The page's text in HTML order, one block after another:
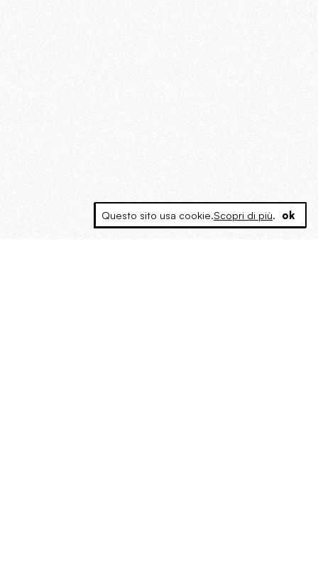
Questo sito usa cookie.Scopri di più. ok